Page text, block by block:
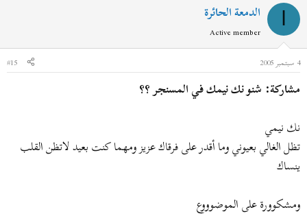
الدمعة الحائرة
Active member
4 سبتمبر 2005
#15
مشاركة: شنو نك نيمك في المسنجر ؟؟
نك نيمي
تظل الغالي بعيوني وما أقدر على فرقاك عزيز ومهما كنت بعيد لاتظن القلب
ينساك
ومشكوورة على الموضوووع